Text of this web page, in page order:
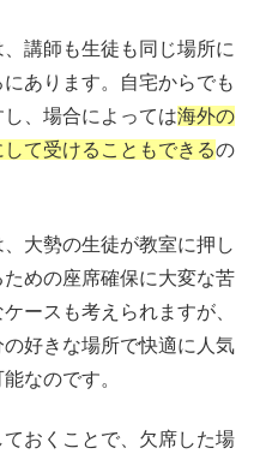
講師も生徒も同じ場所に
あります。自宅からでも
、場合によっては海外の
て受けることもできるの
大勢の生徒が教室に押し
めの座席確保に大変な苦
ースも考えられますが、
好きな場所で快適に人気
なのです。
おくことで、欠席した場